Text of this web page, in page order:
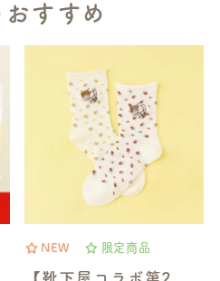
すすめ
NEW 限定商品